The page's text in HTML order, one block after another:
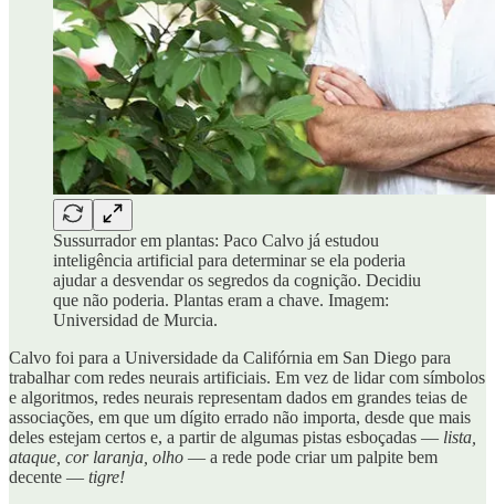
Sussurrador em plantas: Paco Calvo já estudou
inteligência artificial para determinar se ela poderia
ajudar a desvendar os segredos da cognição. Decidiu
que não poderia. Plantas eram a chave. Imagem:
Universidad de Murcia.
Calvo foi para a Universidade da Califórnia em San Diego para
trabalhar com redes neurais artificiais. Em vez de lidar com símbolos
e algoritmos, redes neurais representam dados em grandes teias de
associações, em que um dígito errado não importa, desde que mais
deles estejam certos e, a partir de algumas pistas esboçadas — lista,
ataque, cor laranja, olho — a rede pode criar um palpite bem
decente — tigre!